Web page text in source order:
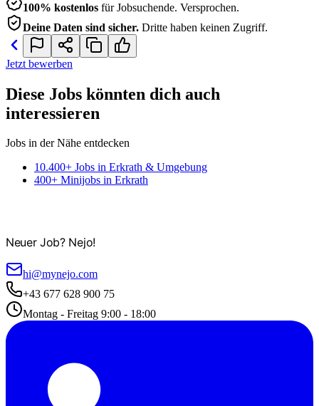
100% kostenlos für Jobsuchende. Versprochen.
Deine Daten sind sicher. Dritte haben keinen Zugriff.
Jetzt bewerben
Diese Jobs könnten dich auch
interessieren
Jobs in der Nähe entdecken
10.400+ Jobs in Erkrath & Umgebung
400+ Minijobs in Erkrath
Neuer Job? Nejo!
hi@mynejo.com
+43 677 628 900 75
Montag - Freitag 9:00 - 18:00